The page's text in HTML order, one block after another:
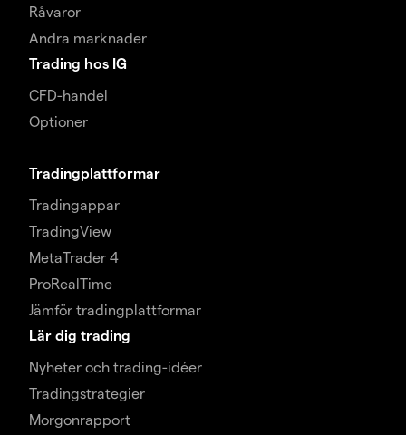
Råvaror
Andra marknader
Trading hos IG
CFD-handel
Optioner
Tradingplattformar
Tradingappar
TradingView
MetaTrader 4
ProRealTime
Jämför tradingplattformar
Lär dig trading
Nyheter och trading-idéer
Tradingstrategier
Morgonrapport